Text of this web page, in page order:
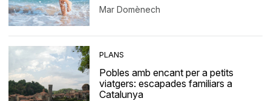
Mar Domènech
PLANS
Pobles amb encant per a petits
viatgers: escapades familiars a
Catalunya